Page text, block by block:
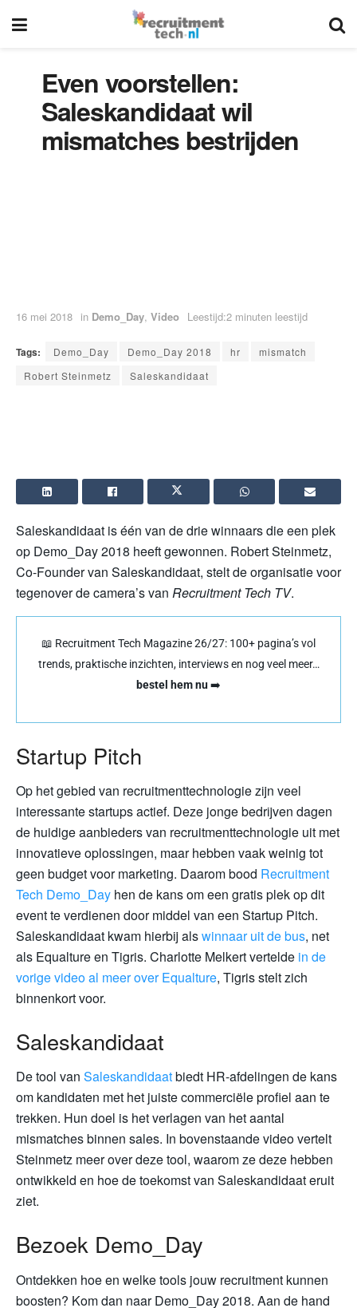
Even voorstellen:
Saleskandidaat wil
mismatches bestrijden
16 mei 2018 in Demo_Day, Video Leestijd:2 minuten leestijd
Tags: Demo_Day Demo_Day 2018 hr
mismatch
Robert Steinmetz
Saleskandidaat
Saleskandidaat is één van de drie winnaars die een plek
op Demo_Day 2018 heeft gewonnen. Robert Steinmetz,
Co-Founder van Saleskandidaat, stelt de organisatie voor
tegenover de camera’s van Recruitment Tech TV.
📖 Recruitment Tech Magazine 26/27: 100+ pagina’s vol
trends, praktische inzichten, interviews en nog veel meer…
bestel hem nu➡️
Startup Pitch
Op het gebied van recruitmenttechnologie zijn veel
interessante startups actief. Deze jonge bedrijven dagen
de huidige aanbieders van recruitmenttechnologie uit met
innovatieve oplossingen, maar hebben vaak weinig tot
geen budget voor marketing. Daarom bood Recruitment
Tech Demo_Day hen de kans om een gratis plek op dit
event te verdienen door middel van een Startup Pitch.
Saleskandidaat kwam hierbij alswinnaar uit de bus, net
als Equalture en Tigris. Charlotte Melkert vertelde in de
vorige video al meer over Equalture, Tigris stelt zich
binnenkort voor.
Saleskandidaat
De tool van Saleskandidaatbiedt HR-afdelingen de kans
om kandidaten met het juiste commerciële profiel aan te
trekken. Hun doel is het verlagen van het aantal
mismatches binnen sales. In bovenstaande video vertelt
Steinmetz meer over deze tool, waarom ze deze hebben
ontwikkeld en hoe de toekomst van Saleskandidaat eruit
ziet.
Bezoek Demo_Day
Ontdekken hoe en welke tools jouw recruitment kunnen
boosten? Kom dan naar Demo_Day 2018. Aan de hand